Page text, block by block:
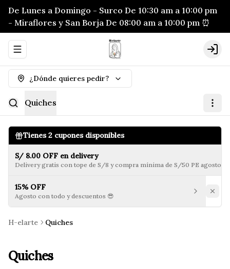
De Lunes a Domingo - Surco De 10:30 am a 10:00 pm
- Miraflores y San Borja De 08:00 am a 10:00 pm ⏰
Abrir menu de navegación
¿Dónde quieres pedir?
Quiches
Tienes2 cupones disponibles
S/ 8.00 OFF en delivery
Delivery gratis con tope de S/8 y compra mínima de S/50 PE agosto
15% OFF
Agosto con todo y descuentos 😎
H-elarte Quiches
Quiches